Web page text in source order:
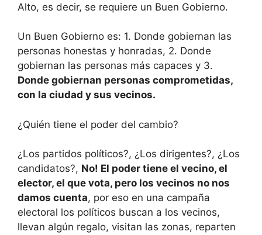
Alto, es decir, se requiere un Buen Gobierno.
Un Buen Gobierno es: 1. Donde gobiernan las
personas honestas y honradas, 2. Donde
gobiernan las personas más capaces y 3.
Donde gobiernan personas comprometidas,
con la ciudad y sus vecinos.
¿Quién tiene el poder del cambio?
¿Los partidos políticos?, ¿Los dirigentes?, ¿Los
candidatos?, No! El poder tiene el vecino, el
elector, el que vota, pero los vecinos no nos
damos cuenta, por eso en una campaña
electoral los políticos buscan a los vecinos,
llevan algún regalo, visitan las zonas, reparten